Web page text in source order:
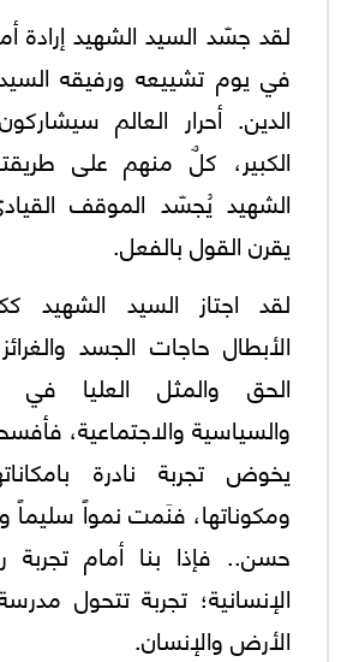
لقد جسّد السيد الشهيد إرادة
في يوم تشييعه ورفيقه
الدين. أحرار العالم
الكبير، كلٌ منهم على
الشهيد يُجسّد الموقف
يقرن القول بالفعل.
لقد اجتاز السيد الشهيد
الأبطال حاجات الجسد
الحق والمثل العليا في
والسياسية والاجتماعية،
يخوض تجربة نادرة
ومكوناتها، فنَمت نمواً سليماً
حسن.. فإذا بنا أمام تجربة
الإنسانية؛ تجربة تتحول
الأرض والإنسان.